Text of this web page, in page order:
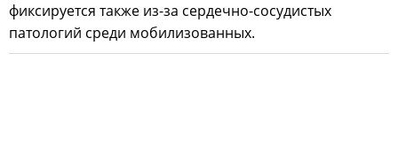
фиксируется также из-за сердечно-сосудистых
патологий среди мобилизованных.